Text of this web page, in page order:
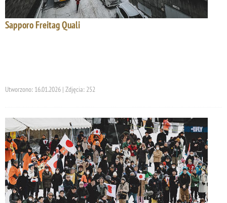
Sapporo Freitag Quali
Utworzono: 16.01.2026 | Zdjęcia: 252